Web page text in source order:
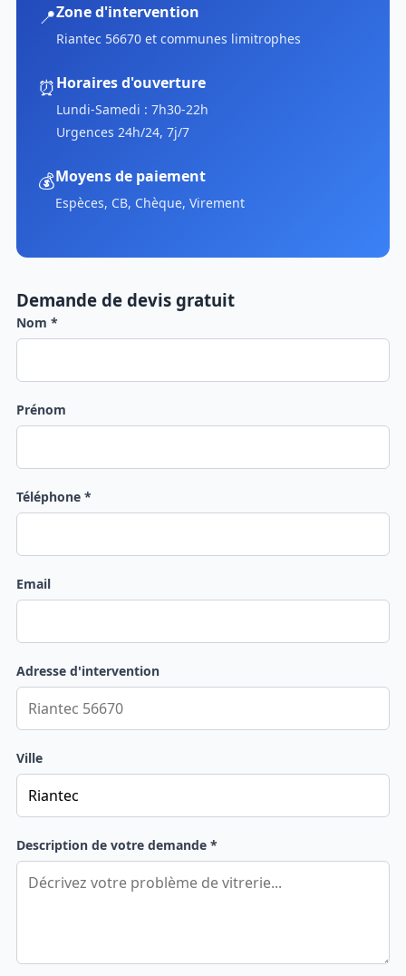
📍Zone d'intervention
Riantec 56670 et communes limitrophes
⏰Horaires d'ouverture
Lundi-Samedi : 7h30-22h
Urgences 24h/24, 7j/7
💰Moyens de paiement
Espèces, CB, Chèque, Virement
Demande de devis gratuit
Nom *
Prénom
Téléphone *
Email
Adresse d'intervention
Ville
Description de votre demande *